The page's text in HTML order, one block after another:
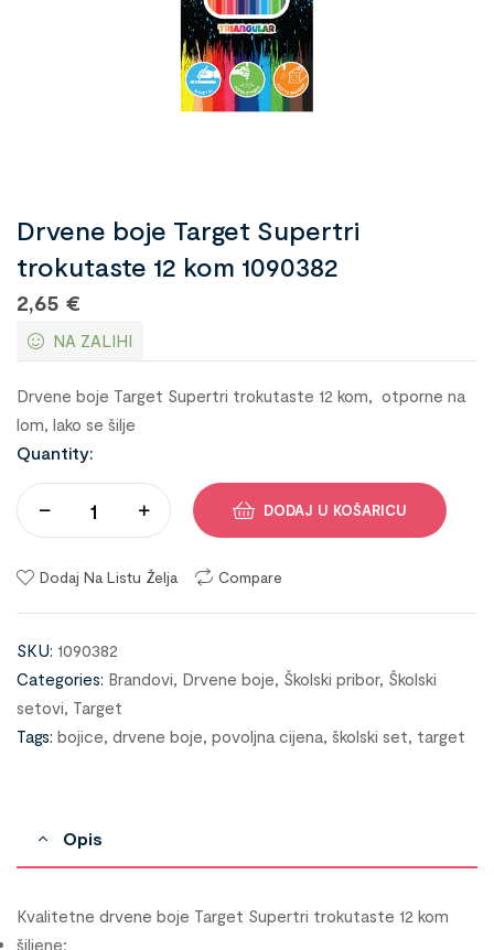
Drvene boje Target Supertri
trokutaste 12 kom 1090382
2,65 €
NA ZALIHI
Drvene boje Target Supertri trokutaste 12 kom, otporne na
lom, lako se šilje
Quantity:
DODAJ U KOŠARICU
Dodaj Na Listu Želja Compare
SKU: 1090382
Categories: Brandovi, Drvene boje, Školski pribor, Školski
setovi, Target
Tags: bojice, drvene boje, povoljna cijena, školski set, target
Opis
Kvalitetne drvene boje Target Supertri trokutaste 12 kom
šiljene;